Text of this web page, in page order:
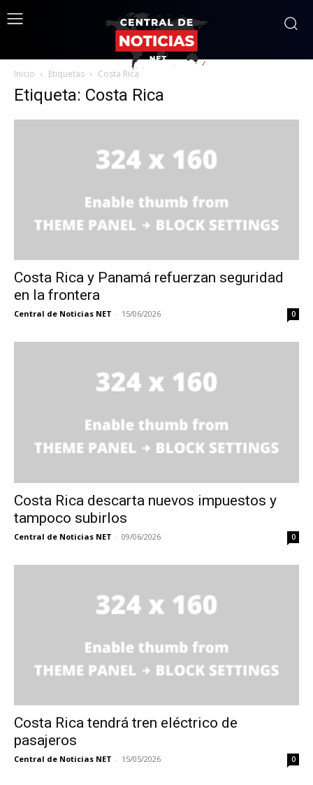
Inicio Etiquetas Costa Rica
Etiqueta: Costa Rica
Costa Rica y Panamá refuerzan seguridad
en la frontera
Central de Noticias NET - 15/06/2026 0
Costa Rica descarta nuevos impuestos y
tampoco subirlos
Central de Noticias NET - 09/06/2026 0
Costa Rica tendrá tren eléctrico de
pasajeros
Central de Noticias NET - 15/05/2026 0